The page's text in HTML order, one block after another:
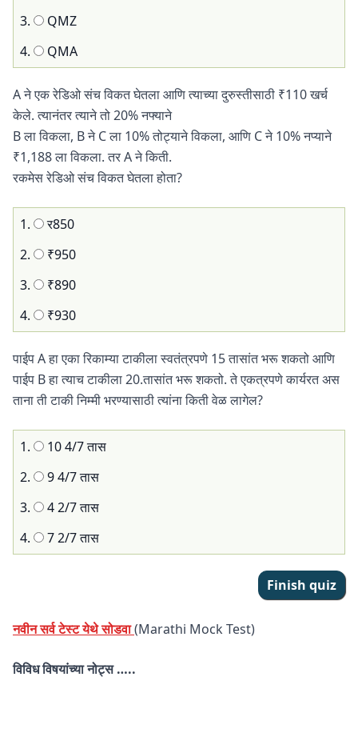
3.
QMZ
4.
QMA
A ने एक रेडिओ संच विकत घेतला आणि त्याच्या दुरुस्तीसाठी ₹110 खर्च
केले. त्यानंतर त्याने तो 20% नफ्याने
B ला विकला, B ने C ला 10% तोट्याने विकला, आणि C ने 10% नप्याने
₹1,188 ला विकला. तर A ने किती.
रकमेस रेडिओ संच विकत घेतला होता?
1.
र850
2.
₹950
3.
₹890
4.
₹930
पाईप A हा एका रिकाम्या टाकीला स्वतंत्रपणे 15 तासांत भरू शकतो आणि
पाईप B हा त्याच टाकीला 20.तासांत भरू शकतो. ते एकत्रपणे कार्यरत अस
ताना ती टाकी निम्मी भरण्यासाठी त्यांना किती वेळ लागेल?
1.
10 4/7 तास
2.
9 4/7 तास
3.
4 2/7 तास
4.
7 2/7 तास
नवीन सर्व टेस्ट येथे सोडवा(Marathi Mock Test)
विविध विषयांच्या नोट्स …..